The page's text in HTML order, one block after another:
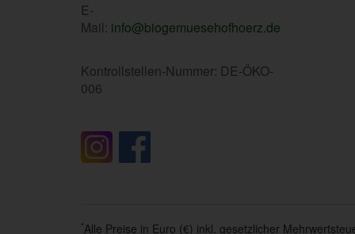
E-
Mail: info@biogemuesehofhoerz.de
Kontrollstellen-Nummer: DE-ÖKO-
006
*Alle Preise in Euro (€) inkl. gesetzlicher